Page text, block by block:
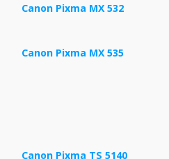
Canon Pixma MX 532
Canon Pixma MX 535
Canon Pixma TS 5140